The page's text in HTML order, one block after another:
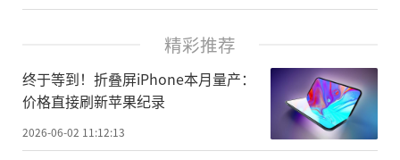
精彩推荐
终于等到！折叠屏iPhone本月量产：
价格直接刷新苹果纪录
2026-06-02 11:12:13